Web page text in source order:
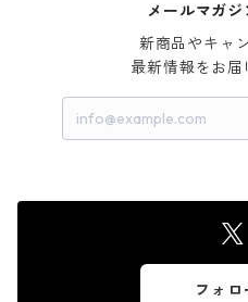
メールマガ
新商品やキャ
最新情報をお届
フォロ